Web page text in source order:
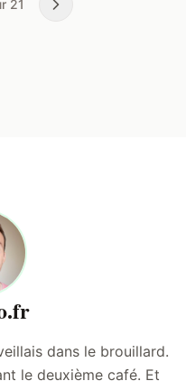
21
dans le brouillard.
le deuxième café. Et